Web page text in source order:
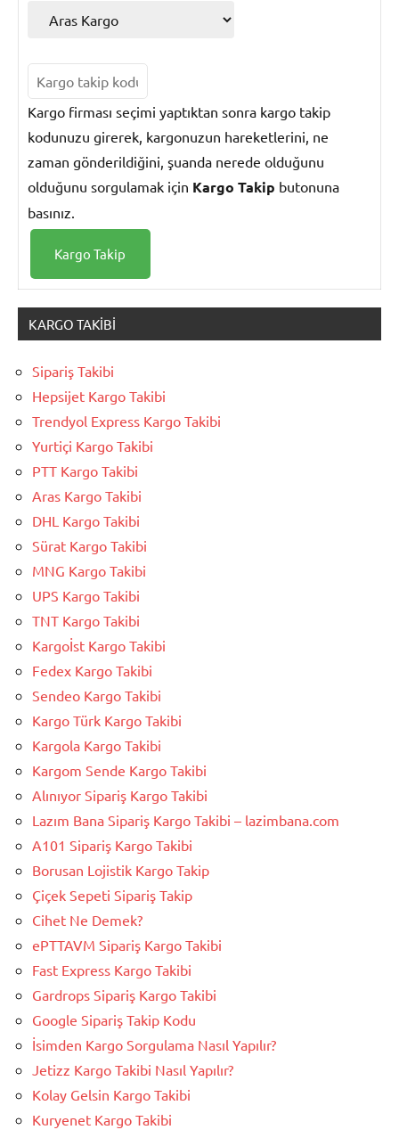
Kargo firması seçimi yaptıktan sonra kargo takip
kodunuzu girerek, kargonuzun hareketlerini, ne
zaman gönderildiğini, şuanda nerede olduğunu
olduğunu sorgulamak için Kargo Takip butonuna
basınız.
KARGO TAKIBI
Sipariş Takibi
Hepsijet Kargo Takibi
Trendyol Express Kargo Takibi
Yurtiçi Kargo Takibi
PTT Kargo Takibi
Aras Kargo Takibi
DHL Kargo Takibi
Sürat Kargo Takibi
MNG Kargo Takibi
UPS Kargo Takibi
TNT Kargo Takibi
Kargoİst Kargo Takibi
Fedex Kargo Takibi
Sendeo Kargo Takibi
Kargo Türk Kargo Takibi
Kargola Kargo Takibi
Kargom Sende Kargo Takibi
Alınıyor Sipariş Kargo Takibi
Lazım Bana Sipariş Kargo Takibi – lazimbana.com
A101 Sipariş Kargo Takibi
Borusan Lojistik Kargo Takip
Çiçek Sepeti Sipariş Takip
Cihet Ne Demek?
ePTTAVM Sipariş Kargo Takibi
Fast Express Kargo Takibi
Gardrops Sipariş Kargo Takibi
Google Sipariş Takip Kodu
İsimden Kargo Sorgulama Nasıl Yapılır?
Jetizz Kargo Takibi Nasıl Yapılır?
Kolay Gelsin Kargo Takibi
Kuryenet Kargo Takibi